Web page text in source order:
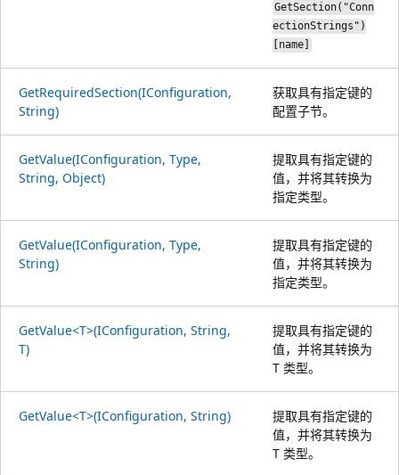
GetSection("Conn
ectionStrings")
[name]
GetRequiredSection(IConfiguration,
String)
获取具有指定键的
配置子节。
GetValue(IConfiguration, Type,
String, Object)
提取具有指定键的
值，并将其转换为
指定类型。
GetValue(IConfiguration, Type,
String)
提取具有指定键的
值，并将其转换为
指定类型。
GetValue<T>(IConfiguration, String,
T)
提取具有指定键的
值，并将其转换为
T 类型。
GetValue<T>(IConfiguration, String)
提取具有指定键的
值，并将其转换为
T 类型。